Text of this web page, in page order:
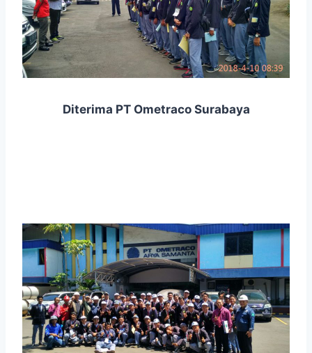
Diterima PT Ometraco Surabaya